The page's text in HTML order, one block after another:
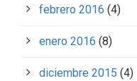
febrero 2016 (4)
enero 2016 (8)
diciembre 2015 (4)